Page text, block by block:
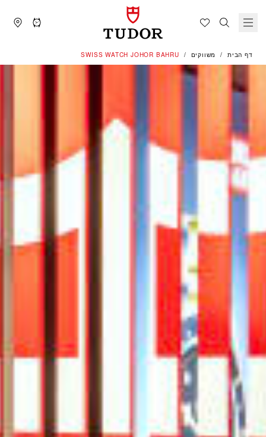
דף הבית משווקים ‭SWISS WATCH JOHOR BAHRU‬